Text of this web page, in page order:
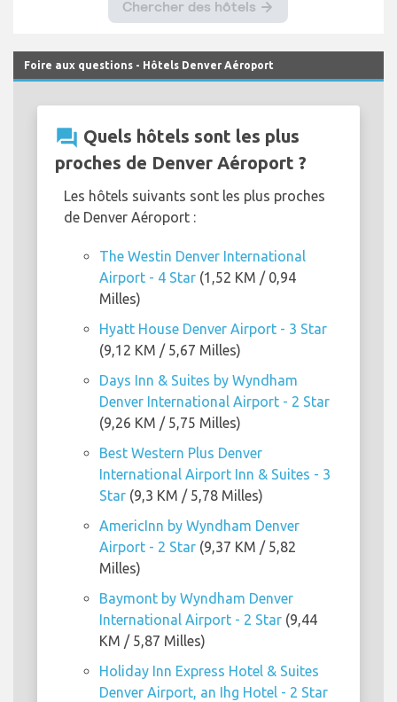
Foire aux questions - Hôtels Denver Aéroport
question_answer Quels hôtels sont les plus
proches de Denver Aéroport ?
Les hôtels suivants sont les plus proches
de Denver Aéroport :
The Westin Denver International
Airport - 4 Star (1,52 KM / 0,94
Milles)
Hyatt House Denver Airport - 3 Star
(9,12 KM / 5,67 Milles)
Days Inn & Suites by Wyndham
Denver International Airport - 2 Star
(9,26 KM / 5,75 Milles)
Best Western Plus Denver
International Airport Inn & Suites - 3
Star (9,3 KM / 5,78 Milles)
AmericInn by Wyndham Denver
Airport - 2 Star (9,37 KM / 5,82
Milles)
Baymont by Wyndham Denver
International Airport - 2 Star (9,44
KM / 5,87 Milles)
Holiday Inn Express Hotel & Suites
Denver Airport, an Ihg Hotel - 2 Star